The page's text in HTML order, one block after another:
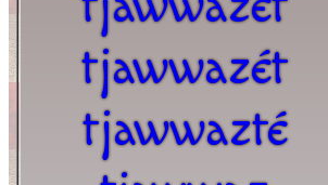
tjawwazét
tjawwazté